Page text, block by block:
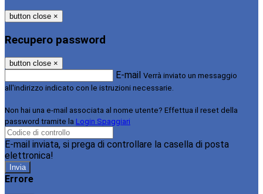
button close ×
Recupero password
button close ×
E-mail Verrà inviato un messaggio
all'indirizzo indicato con le istruzioni necessarie.
Non hai una e-mail associata al nome utente? Effettua il reset della
password tramite la Login Spaggiari
E-mail inviata, si prega di controllare la casella di posta
elettronica!
Errore